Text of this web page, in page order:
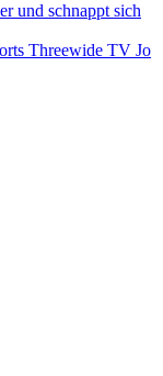
und schnappt sich
Threewide TV Jo